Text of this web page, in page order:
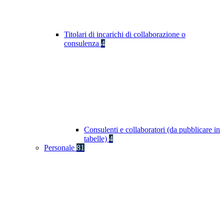
Titolari di incarichi di collaborazione o
consulenza 4
Consulenti e collaboratori (da pubblicare in
tabelle) 4
Personale 81